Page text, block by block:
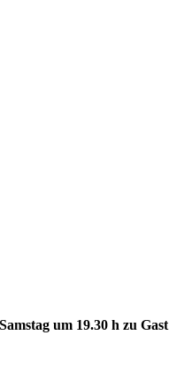
um 19.30 h zu Gast